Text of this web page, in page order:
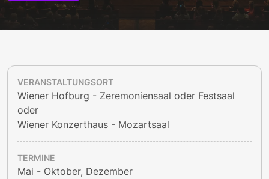
VERANSTALTUNGSORT
Wiener Hofburg - Zeremoniensaal oder Festsaal
oder
Wiener Konzerthaus - Mozartsaal
TERMINE
Mai - Oktober, Dezember